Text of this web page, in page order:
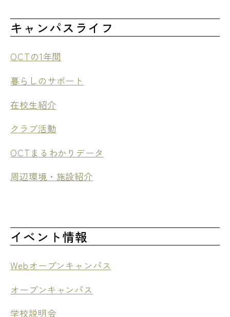
キャンパスライフ
OCTの1年間
暮らしのサポート
在校生紹介
クラブ活動
OCTまるわかりデータ
周辺環境・施設紹介
イベント情報
Webオープンキャンパス
オープンキャンパス
学校説明会